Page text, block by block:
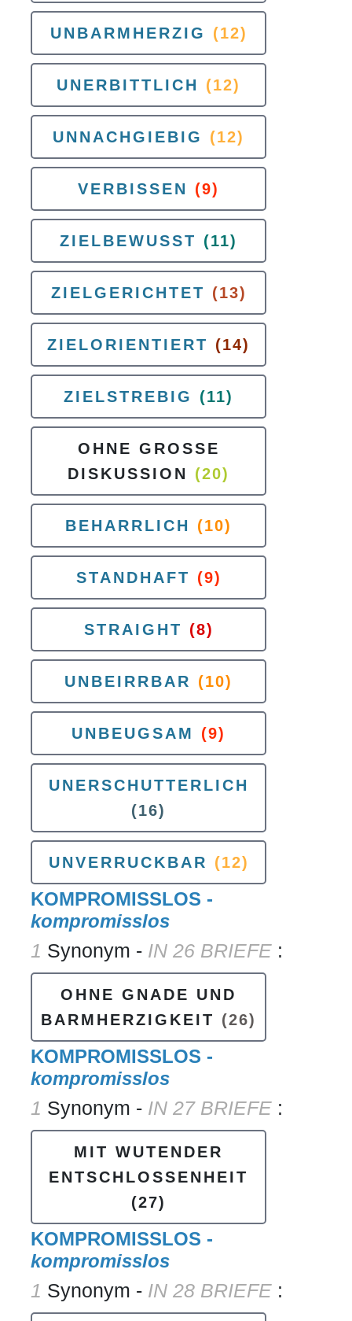
UNBARMHERZIG (12)
UNERBITTLICH (12)
UNNACHGIEBIG (12)
VERBISSEN (9)
ZIELBEWUSST (11)
ZIELGERICHTET (13)
ZIELORIENTIERT (14)
ZIELSTREBIG (11)
OHNE GROSSE
DISKUSSION
(20)
BEHARRLICH (10)
STANDHAFT (9)
STRAIGHT (8)
UNBEIRRBAR (10)
UNBEUGSAM (9)
UNERSCHUTTERLICH
(16)
UNVERRUCKBAR (12)
KOMPROMISSLOS -
kompromisslos
1 Synonym - IN 26 BRIEFE :
OHNE GNADE UND
BARMHERZIGKEIT (26)
KOMPROMISSLOS -
kompromisslos
1 Synonym - IN 27 BRIEFE :
MIT WUTENDER
ENTSCHLOSSENHEIT
(27)
KOMPROMISSLOS -
kompromisslos
1 Synonym - IN 28 BRIEFE :